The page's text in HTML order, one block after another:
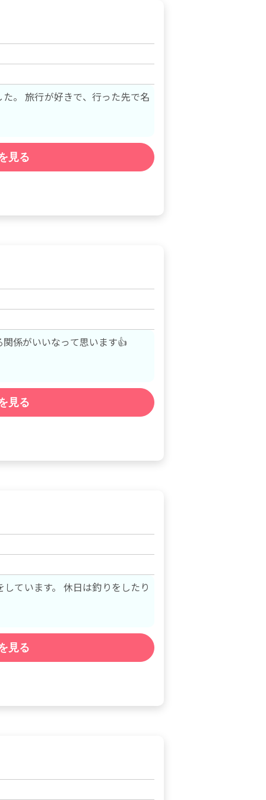
で名
見る
係がいいなって思います👍
見る
は釣りをしたり
見る